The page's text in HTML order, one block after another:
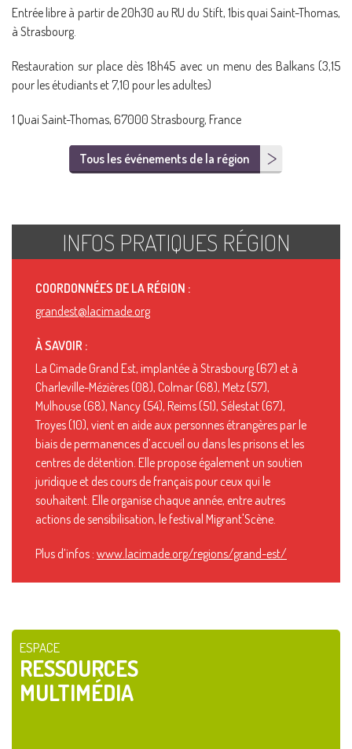
Entrée libre à partir de 20h30 au RU du Stift, 1bis quai Saint-Thomas,
à Strasbourg.
Restauration sur place dès 18h45 avec un menu des Balkans (3,15
pour les étudiants et 7,10 pour les adultes)
1 Quai Saint-Thomas, 67000 Strasbourg, France
Tous les événements de la région
INFOS PRATIQUES RÉGION
COORDONNÉES DE LA RÉGION :
grandest@lacimade.org
À SAVOIR :
La Cimade Grand Est, implantée à Strasbourg (67) et à
Charleville-Mézières (08), Colmar (68), Metz (57),
Mulhouse (68), Nancy (54), Reims (51), Sélestat (67),
Troyes (10), vient en aide aux personnes étrangères par le
biais de permanences d’accueil ou dans les prisons et les
centres de détention. Elle propose également un soutien
juridique et des cours de français pour ceux qui le
souhaitent. Elle organise chaque année, entre autres
actions de sensibilisation, le festival Migrant'Scène.
Plus d’infos : www.lacimade.org/regions/grand-est/
ESPACE
RESSOURCES
MULTIMÉDIA